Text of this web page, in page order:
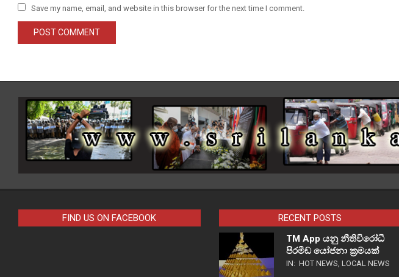
Save my name, email, and website in this browser for the next time I comment.
FIND US ON FACEBOOK
RECENT POSTS
TM App යනු නීතිවිරෝධී
පිරමීඩ යෝජනා ක්‍රමයක්
IN: HOT NEWS, LOCAL NEWS